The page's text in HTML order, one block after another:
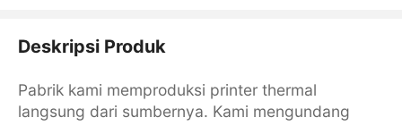
Deskripsi Produk
Pabrik kami memproduksi printer thermal
langsung dari sumbernya. Kami mengundang